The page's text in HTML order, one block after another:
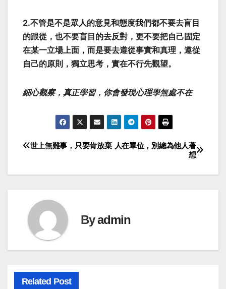
2.不管是不是眾人的意見和態度我們都不要去盲目
的跟從，也不要盲目的去反對，更不要把自己固定
在某一立場上面，而是要去遵從事實和真理，遵從
自己的原則，獨立思考，實在不行先觀望。
細心觀察，真正學習，你會發現心理學無處不在
Post
navigation
人在單位，別總為他人著
想
世上無難事，只要肯放棄
Byadmin
Related Post